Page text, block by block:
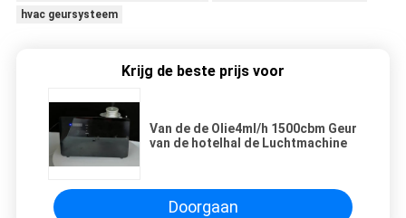
hvac geursysteem
Krijg de beste prijs voor
Van de de Olie4ml/h 1500cbm Geur
van de hotelhal de Luchtmachine
Doorgaan